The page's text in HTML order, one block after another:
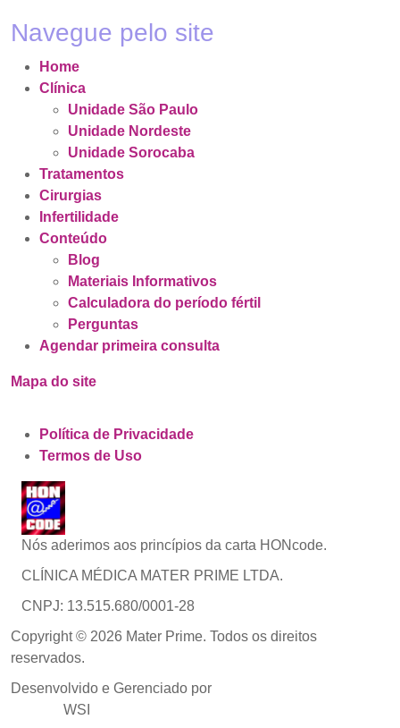
Navegue pelo site
Home
Clínica
Unidade São Paulo
Unidade Nordeste
Unidade Sorocaba
Tratamentos
Cirurgias
Infertilidade
Conteúdo
Blog
Materiais Informativos
Calculadora do período fértil
Perguntas
Agendar primeira consulta
Mapa do site
Política de Privacidade
Termos de Uso
Nós aderimos aos princípios da carta HONcode.
CLÍNICA MÉDICA MATER PRIME LTDA.
CNPJ: 13.515.680/0001-28
Copyright © 2026 Mater Prime. Todos os direitos
reservados.
Desenvolvido e Gerenciado por
WSI